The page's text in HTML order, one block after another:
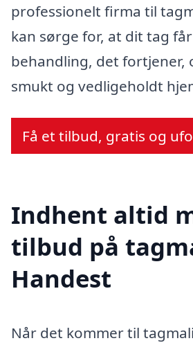
professionelt firma til
kan sørge for, at dit tag
behandling, det fortjener,
smukt og vedligeholdt
Få et tilbud, gratis og
Indhent altid
tilbud på
Handest
Når det kommer til